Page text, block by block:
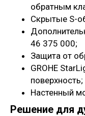
обратным
Скрытые S-
46 375 000;
Защита от
GROHE
поверхность;
Настенный
Решение для